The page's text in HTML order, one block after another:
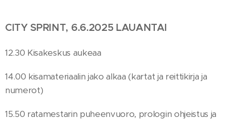
CITY SPRINT, 6.6.2025 LAUANTAI
12.30 Kisakeskus aukeaa
14.00 kisamateriaalin jako alkaa (kartat ja reittikirja ja
numerot)
15.50 ratamestarin puheenvuoro, prologin ohjeistus ja